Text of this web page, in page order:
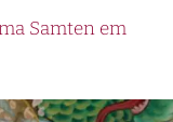
Samten em